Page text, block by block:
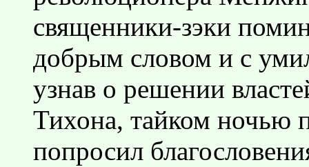
священники-зэки
добрым словом и с
узнав о решении
Тихона, тайком ночью
попросил